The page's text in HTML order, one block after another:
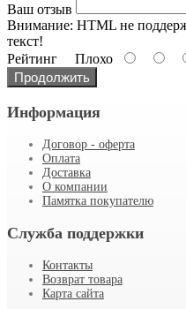
Ваш отзыв
Внимание: HTML не
текст!
Рейтинг Плохо
Продолжить
Информация
Договор - оферта
Оплата
Доставка
О компании
Памятка покупателю
Служба поддержки
Контакты
Возврат товара
Карта сайта